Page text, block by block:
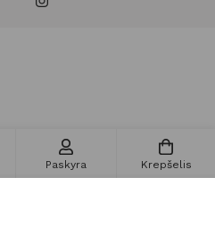
Paskyra Krepšelis